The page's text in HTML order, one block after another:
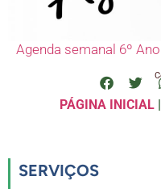
Agenda semanal 6º
PÁGINA INICIAL|
SERVIÇOS